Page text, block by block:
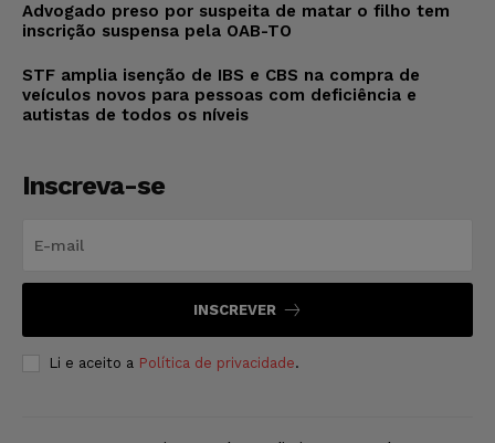
Advogado preso por suspeita de matar o filho tem
inscrição suspensa pela OAB-TO
STF amplia isenção de IBS e CBS na compra de
veículos novos para pessoas com deficiência e
autistas de todos os níveis
Inscreva-se
INSCREVER
Li e aceito a Política de privacidade.